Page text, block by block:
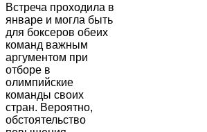
Встреча проходила в
январе и могла быть
для боксеров обеих
команд важным
аргументом при
отборе в
олимпийские
команды своих
стран. Вероятно,
обстоятельство